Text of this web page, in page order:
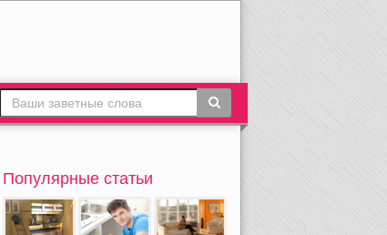
Популярные статьи